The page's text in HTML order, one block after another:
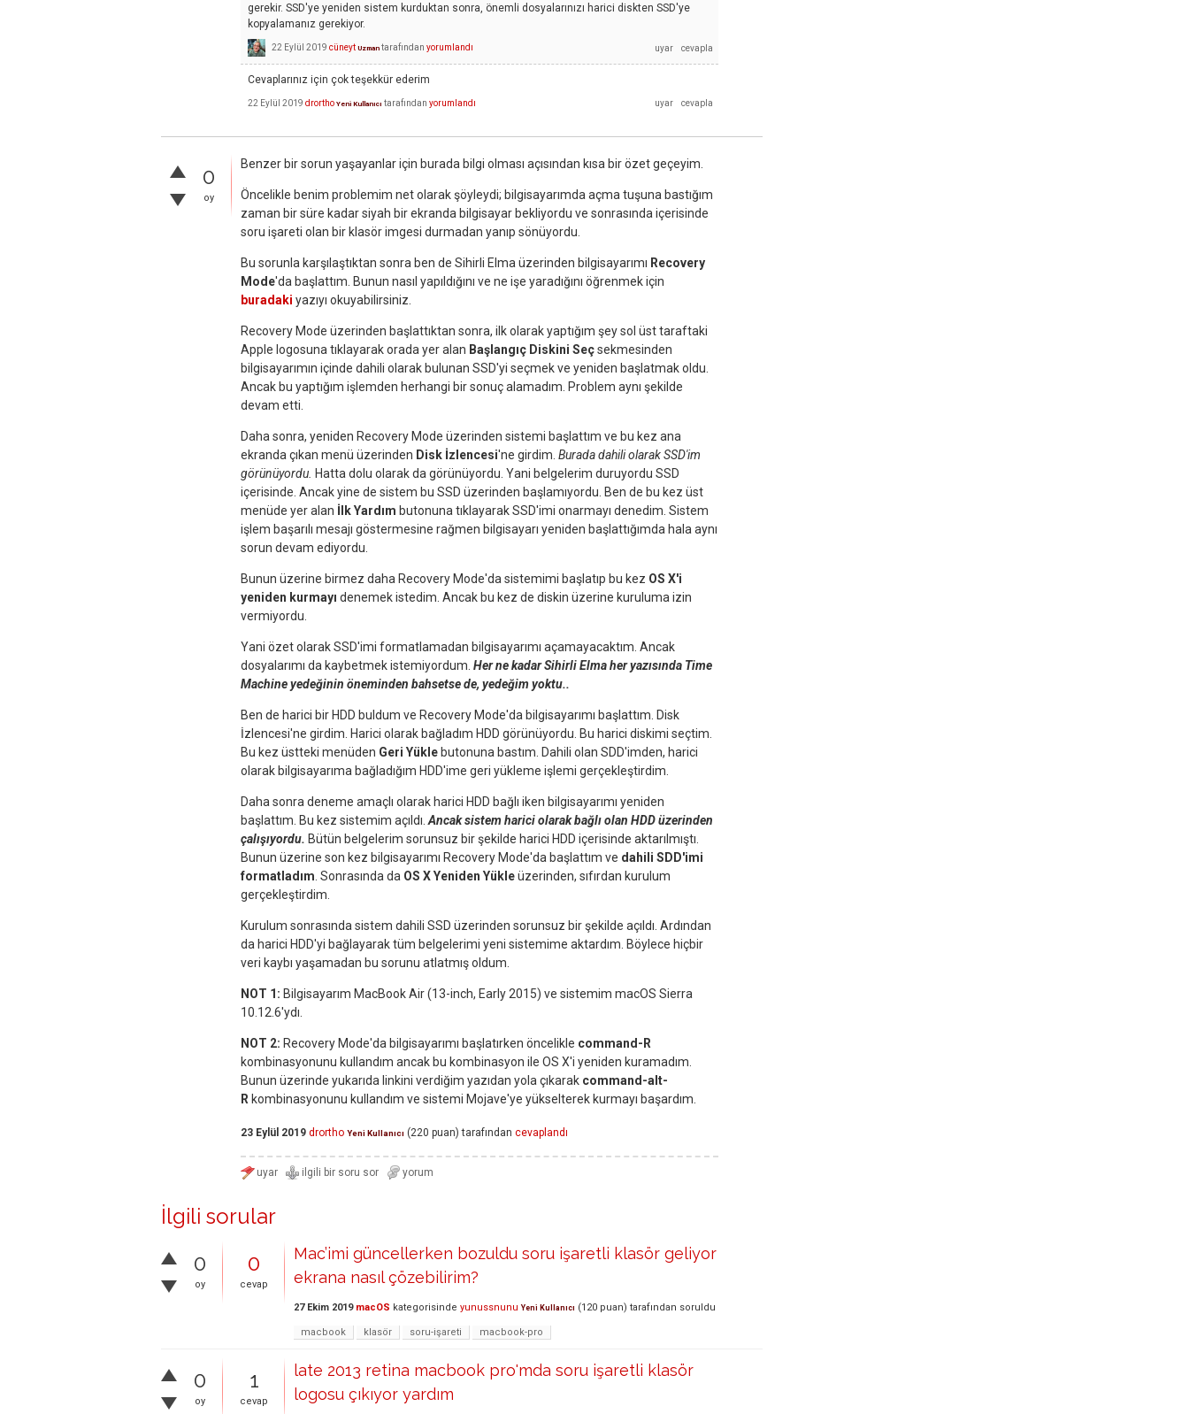
gerekir. SSD'ye yeniden sistem kurduktan sonra, önemli dosyalarınızı harici diskten SSD'ye
kopyalamanız gerekiyor.
22 Eylül 2019 cüneyt Uzman tarafından yorumlandı
Cevaplarınız için çok teşekkür ederim
22 Eylül 2019 drortho Yeni Kullanıcı tarafından yorumlandı
0
oy
Benzer bir sorun yaşayanlar için burada bilgi olması açısından kısa bir özet geçeyim.
Öncelikle benim problemim net olarak şöyleydi; bilgisayarımda açma tuşuna bastığım
zaman bir süre kadar siyah bir ekranda bilgisayar bekliyordu ve sonrasında içerisinde
soru işareti olan bir klasör imgesi durmadan yanıp sönüyordu.
Bu sorunla karşılaştıktan sonra ben de Sihirli Elma üzerinden bilgisayarımı Recovery
Mode'da başlattım. Bunun nasıl yapıldığını ve ne işe yaradığını öğrenmek için
buradaki yazıyı okuyabilirsiniz.
Recovery Mode üzerinden başlattıktan sonra, ilk olarak yaptığım şey sol üst taraftaki
Apple logosuna tıklayarak orada yer alan Başlangıç Diskini Seçsekmesinden
bilgisayarımın içinde dahili olarak bulunan SSD'yi seçmek ve yeniden başlatmak oldu.
Ancak bu yaptığım işlemden herhangi bir sonuç alamadım. Problem aynı şekilde
devam etti.
Daha sonra, yeniden Recovery Mode üzerinden sistemi başlattım ve bu kez ana
ekranda çıkan menü üzerinden Disk İzlencesi'ne girdim. Burada dahili olarak SSD'im
görünüyordu. Hatta dolu olarak da görünüyordu. Yani belgelerim duruyordu SSD
içerisinde. Ancak yine de sistem bu SSD üzerinden başlamıyordu. Ben de bu kez üst
menüde yer alan İlk Yardım butonuna tıklayarak SSD'imi onarmayı denedim. Sistem
işlem başarılı mesajı göstermesine rağmen bilgisayarı yeniden başlattığımda hala aynı
sorun devam ediyordu.
Bunun üzerine birmez daha Recovery Mode'da sistemimi başlatıp bu kez OS X'i
yeniden kurmayı denemek istedim. Ancak bu kez de diskin üzerine kuruluma izin
vermiyordu.
Yani özet olarak SSD'imi formatlamadan bilgisayarımı açamayacaktım. Ancak
dosyalarımı da kaybetmek istemiyordum. Her ne kadar Sihirli Elma her yazısında Time
Machine yedeğinin öneminden bahsetse de, yedeğim yoktu..
Ben de harici bir HDD buldum ve Recovery Mode'da bilgisayarımı başlattım. Disk
İzlencesi'ne girdim. Harici olarak bağladım HDD görünüyordu. Bu harici diskimi seçtim.
Bu kez üstteki menüden Geri Yükle butonuna bastım. Dahili olan SDD'imden, harici
olarak bilgisayarıma bağladığım HDD'ime geri yükleme işlemi gerçekleştirdim.
Daha sonra deneme amaçlı olarak harici HDD bağlı iken bilgisayarımı yeniden
başlattım. Bu kez sistemim açıldı. Ancak sistem harici olarak bağlı olan HDD üzerinden
çalışıyordu. Bütün belgelerim sorunsuz bir şekilde harici HDD içerisinde aktarılmıştı.
Bunun üzerine son kez bilgisayarımı Recovery Mode'da başlattım ve dahili SDD'imi
formatladım . Sonrasında da OS X Yeniden Yükleüzerinden, sıfırdan kurulum
gerçekleştirdim.
Kurulum sonrasında sistem dahili SSD üzerinden sorunsuz bir şekilde açıldı. Ardından
da harici HDD'yi bağlayarak tüm belgelerimi yeni sistemime aktardım. Böylece hiçbir
veri kaybı yaşamadan bu sorunu atlatmış oldum.
NOT 1: Bilgisayarım MacBook Air (13-inch, Early 2015) ve sistemim macOS Sierra
10.12.6'ydı.
NOT 2: Recovery Mode'da bilgisayarımı başlatırken öncelikle command-R
kombinasyonunu kullandım ancak bu kombinasyon ile OS X'i yeniden kuramadım.
Bunun üzerinde yukarıda linkini verdiğim yazıdan yola çıkarak command-alt-
R kombinasyonunu kullandım ve sistemi Mojave'ye yükselterek kurmayı başardım.
23 Eylül 2019 drortho Yeni Kullanıcı (220 puan) tarafından cevaplandı
İlgili sorular
0
oy
0
cevap
Mac’imi güncellerken bozuldu soru işaretli klasör geliyor
ekrana nasıl çözebilirim?
27 Ekim 2019 macOS kategorisinde yunussnunu Yeni Kullanıcı (120 puan) tarafından soruldu
macbook klasör soru-işareti macbook-pro
0
oy
1
cevap
late 2013 retina macbook pro'mda soru işaretli klasör
logosu çıkıyor yardım